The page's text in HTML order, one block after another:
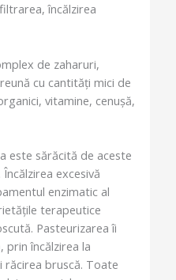
încălzirea
de zaharuri,
cu cantități mici de
vitamine, cenușă,
este sărăcită de aceste
excesivă
enzimatic al
terapeutice
Pasteurizarea îi
prin încălzirea la
bruscă. Toate